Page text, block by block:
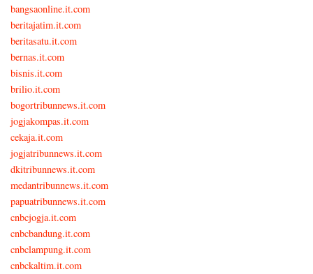
bangsaonline.it.com
beritajatim.it.com
beritasatu.it.com
bernas.it.com
bisnis.it.com
brilio.it.com
bogortribunnews.it.com
jogjakompas.it.com
cekaja.it.com
jogjatribunnews.it.com
dkitribunnews.it.com
medantribunnews.it.com
papuatribunnews.it.com
cnbcjogja.it.com
cnbcbandung.it.com
cnbclampung.it.com
cnbckaltim.it.com